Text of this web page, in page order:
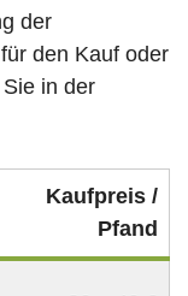
der
den Kauf oder
in der
Kaufpreis /
Pfand